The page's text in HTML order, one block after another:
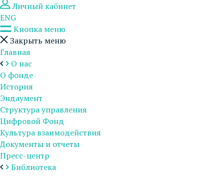
Личный кабинет
ENG
Кнопка меню
Закрыть меню
Главная
О нас
О фонде
История
Эндаумент
Структура управления
Цифровой Фонд
Культура взаимодействия
Документы и отчеты
Пресс-центр
Библиотека